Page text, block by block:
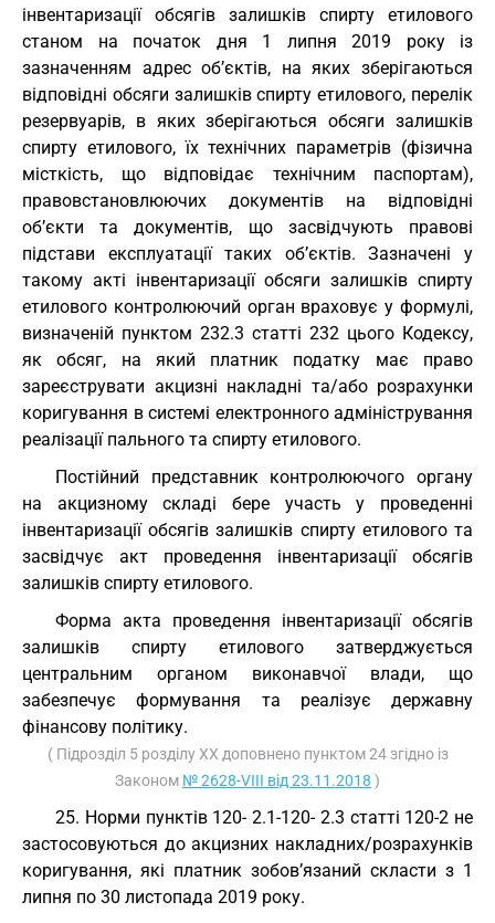
інвентаризації обсягів залишків спирту етилового
станом на початок дня 1 липня 2019 року із
зазначенням адрес об’єктів, на яких зберігаються
відповідні обсяги залишків спирту етилового, перелік
резервуарів, в яких зберігаються обсяги залишків
спирту етилового, їх технічних параметрів (фізична
місткість, що відповідає технічним паспортам),
правовстановлюючих документів на відповідні
об’єкти та документів, що засвідчують правові
підстави експлуатації таких об’єктів. Зазначені у
такому акті інвентаризації обсяги залишків спирту
етилового контролюючий орган враховує у формулі,
визначеній пунктом 232.3 статті 232 цього Кодексу,
як обсяг, на який платник податку має право
зареєструвати акцизні накладні та/або розрахунки
коригування в системі електронного адміністрування
реалізації пального та спирту етилового.
Постійний представник контролюючого органу
на акцизному складі бере участь у проведенні
інвентаризації обсягів залишків спирту етилового та
засвідчує акт проведення інвентаризації обсягів
залишків спирту етилового.
Форма акта проведення інвентаризації обсягів
залишків спирту етилового затверджується
центральним органом виконавчої влади, що
забезпечує формування та реалізує державну
фінансову політику.
( Підрозділ 5 розділу XX доповнено пунктом 24 згідно із
Законом № 2628-VIII від 23.11.2018 )
25. Норми пунктів 120- 2.1-120- 2.3 статті 120-2 не
застосовуються до акцизних накладних/розрахунків
коригування, які платник зобов’язаний скласти з 1
липня по 30 листопада 2019 року.